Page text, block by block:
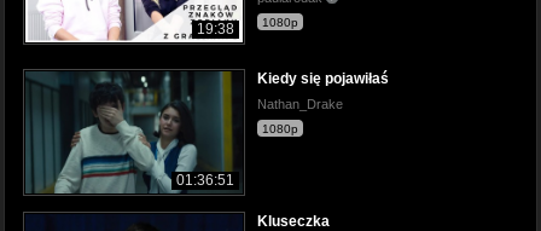
19:38 1080p
01:36:51
Kiedy się pojawiłaś
Nathan_Drake
1080p
Kluseczka